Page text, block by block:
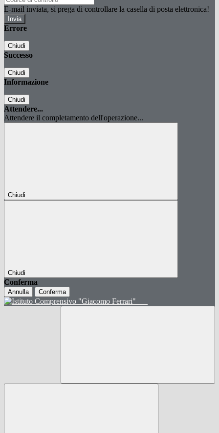
E-mail inviata, si prega di controllare la casella di posta elettronica!
Errore
Chiudi
Successo
Chiudi
Informazione
Chiudi
Attendere...
Attendere il completamento dell'operazione...
Chiudi
Chiudi
Conferma
Annulla Conferma